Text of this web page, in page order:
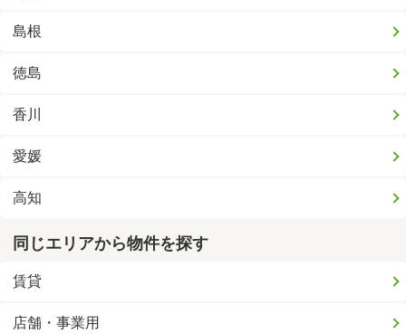
島根
徳島
香川
愛媛
高知
同じエリアから物件を探す
賃貸
店舗・事業用